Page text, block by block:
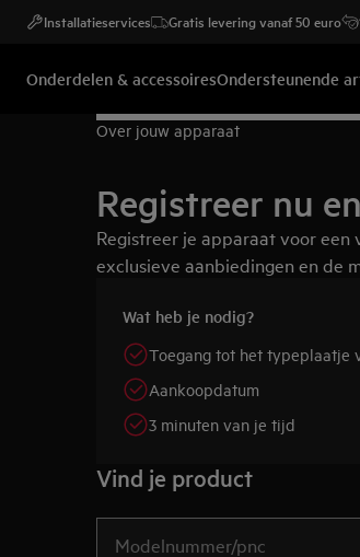
Installatieservices Gratis levering vanaf 50 euro
Onderdelen & accessoiresOndersteunende
Over jouw apparaat
Registreer nu
Registreer je apparaat voor
exclusieve aanbiedingen en de
Wat heb je nodig?
Toegang tot het typeplaatje
Aankoopdatum
3 minuten van je tijd
Vind je product